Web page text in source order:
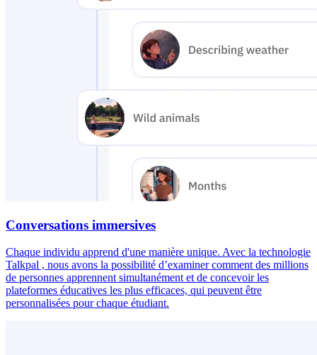
Conversations immersives
Chaque individu apprend d'une manière unique. Avec la technologie
Talkpal , nous avons la possibilité d’examiner comment des millions
de personnes apprennent simultanément et de concevoir les
plateformes éducatives les plus efficaces, qui peuvent être
personnalisées pour chaque étudiant.